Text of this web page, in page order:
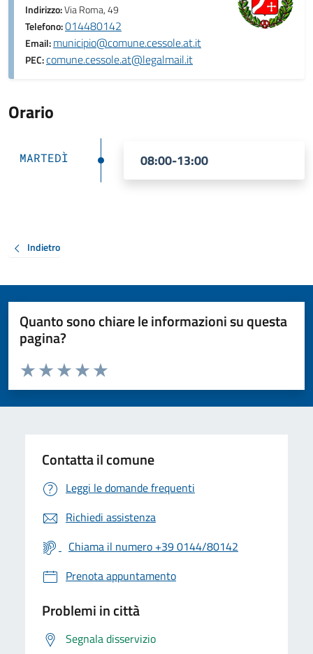
Indirizzo:Via Roma, 49
Telefono:014480142
Email:municipio@comune.cessole.at.it
PEC:comune.cessole.at@legalmail.it
Orario
MARTEDÌ 08:00-13:00
Indietro
Quanto sono chiare le informazioni su questa
pagina?
Valuta da 1 a 5 stelle la pagina
Valuta 5 stelle su 5
Valuta 4 stelle su 5
Valuta 3 stelle su 5
Valuta 2 stelle su 5
Valuta 1 stelle su 5
Contatta il comune
Leggi le domande frequenti
Richiedi assistenza
Chiama il numero +39 0144/80142
Prenota appuntamento
Problemi in città
Segnala disservizio